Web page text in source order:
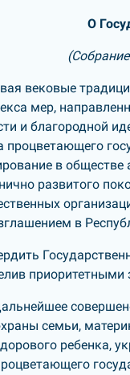
О
вековые
мер,
и благородной
процветающего
в обществе
развитого
в
приоритетными
семьи,
ребенка,